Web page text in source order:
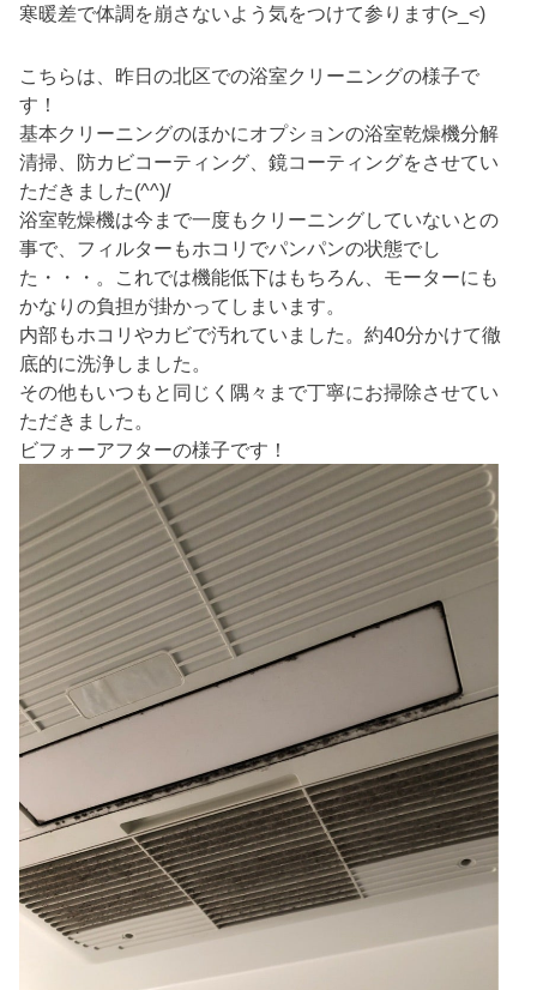
寒暖差で体調を崩さないよう気をつけて参ります(>_<)
こちらは、昨日の北区での浴室クリーニングの様子で
す！
基本クリーニングのほかにオプションの浴室乾燥機分解
清掃、防カビコーティング、鏡コーティングをさせてい
ただきました(^^)/
浴室乾燥機は今まで一度もクリーニングしていないとの
事で、フィルターもホコリでパンパンの状態でし
た・・・。これでは機能低下はもちろん、モーターにも
かなりの負担が掛かってしまいます。
内部もホコリやカビで汚れていました。約40分かけて徹
底的に洗浄しました。
その他もいつもと同じく隅々まで丁寧にお掃除させてい
ただきました。
ビフォーアフターの様子です！